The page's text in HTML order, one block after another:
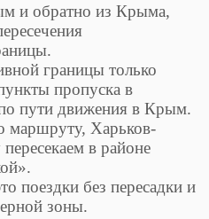
и обратно из Крыма,
границы только
пропуска в
пути движения в Крым.
маршруту, Харьков-
в районе
поездки без пересадки и
зоны.